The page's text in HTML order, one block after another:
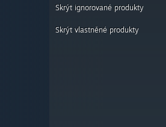
Skrýt ignorované produkty
Skrýt vlastněné produkty